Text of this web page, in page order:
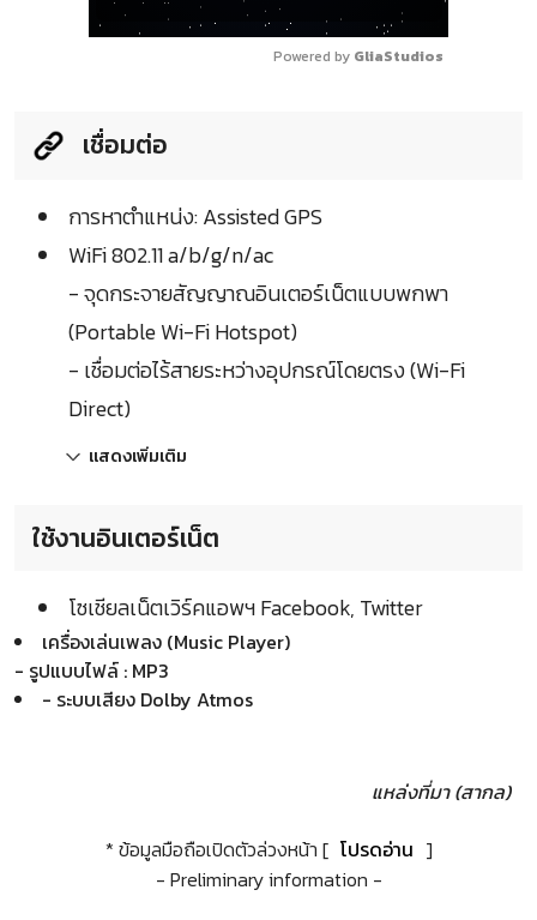
Powered by GliaStudios
เชื่อมต่อ
การหาตำแหน่ง: Assisted GPS
WiFi 802.11 a/b/g/n/ac
- จุดกระจายสัญญาณอินเตอร์เน็ตแบบพกพา
(Portable Wi-Fi Hotspot)
- เชื่อมต่อไร้สายระหว่างอุปกรณ์โดยตรง (Wi-Fi
Direct)
แสดงเพิ่มเติม
ใช้งานอินเตอร์เน็ต
โซเชียลเน็ตเวิร์คแอพฯ Facebook, Twitter
เครื่องเล่นเพลง (Music Player)
- รูปแบบไฟล์ : MP3
- ระบบเสียง Dolby Atmos
แหล่งที่มา (สากล)
* ข้อมูลมือถือเปิดตัวล่วงหน้า [ โปรดอ่าน ]
- Preliminary information -